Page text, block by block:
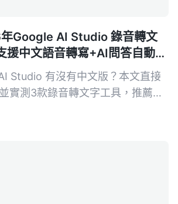
年Google AI Studio 錄音轉文
援中文語音轉寫+AI問答自動摘
Studio 有沒有中文版？本文直接
實測3款錄音轉文字工具，推薦